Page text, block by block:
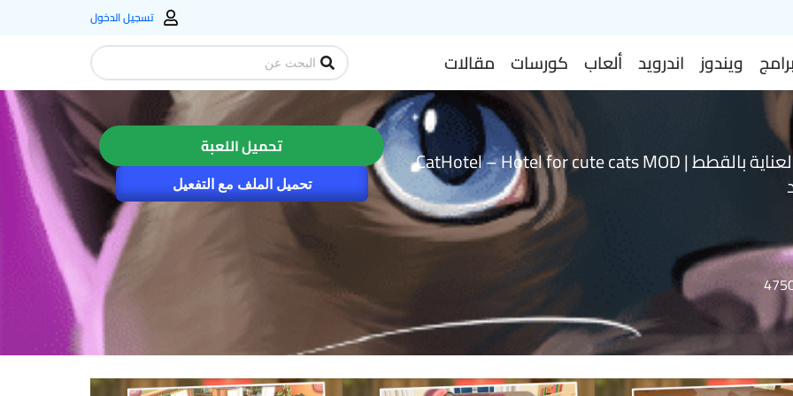
تسجيل الدخول
برامج ويندوز اندرويد ألعاب كورسات مقالات
Search
...
لعبة التربية و العناية بالقطط | CatHotel – Hotel for cute cats MOD تحميل اللعبة
تحميل الملف مع التفعيل